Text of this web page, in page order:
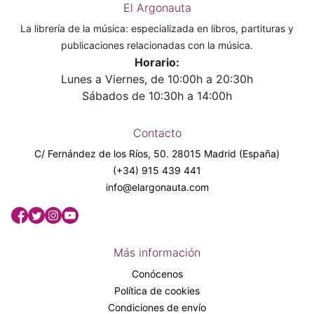
El Argonauta
La librería de la música: especializada en libros, partituras y
publicaciones relacionadas con la música.
Horario:
Lunes a Viernes, de 10:00h a 20:30h
Sábados de 10:30h a 14:00h
Contacto
C/ Fernández de los Ríos, 50. 28015 Madrid (España)
(+34) 915 439 441
info@elargonauta.com
Más información
Conócenos
Política de cookies
Condiciones de envío